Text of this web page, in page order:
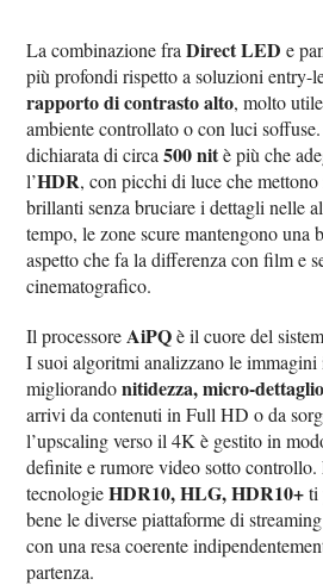
La combinazione fraDirect LED e
più profondi rispetto a soluzioni entry-
rapporto di contrasto alto, molto
ambiente controllato o con luci
dichiarata di circa500 nitè più che
l’HDR, con picchi di luce che
brillanti senza bruciare i dettagli nelle
tempo, le zone scure mantengono una
aspetto che fa la differenza con film e
cinematografico.
Il processore AiPQè il cuore del
I suoi algoritmi analizzano le immagini
migliorandonitidezza, micro-
arrivi da contenuti in Full HD o da
l’upscaling verso il 4K è gestito in
definite e rumore video sotto controllo.
tecnologieHDR10, HLG, HDR10+ti
bene le diverse piattaforme di
con una resa coerente
partenza.